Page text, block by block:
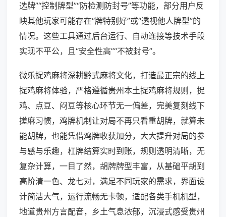
选牌”“控制牌型”“防检测防封号”等功能，部分用户反
映其他玩家可能存在“牌特别好”或“透视他人牌型”的
情况。这些工具通过后台运行、自动连接等技术手段
实现不平公，且“安全性高”“不被封号”。
微乐捉鸡麻将深耕黔式麻将文化，打造最正宗的线上
捉鸡麻将体验，严格遵循贵州本土捉鸡麻将规则，捉
鸡、点豆、闷豆等核心环节无一偏差，完美复刻线下
搓麻习惯，鸡牌机制让对局不再只看重胡牌，就算未
能胡牌，也能凭借鸡牌收获加分，大大提升对局的参
与感与乐趣，杠牌结算实时到账，规则透明清晰，无
复杂计算，一目了然，胡牌牌型丰富，从基础平胡到
高阶清一色、龙七对，满足不同玩家的需求，界面设
计简洁大气，运行流畅无卡顿，适配各类手机机型，
地道贵州方言配音，乡土气息浓郁，沉浸式感受贵州